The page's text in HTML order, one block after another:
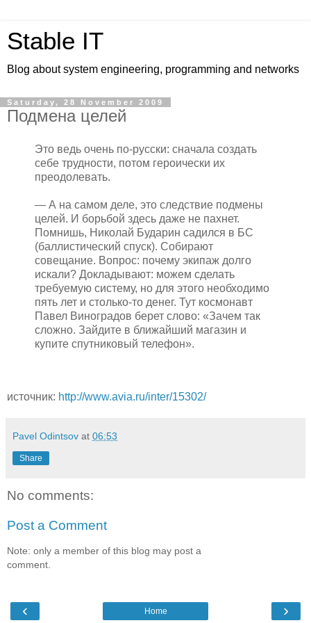
Stable IT
Blog about system engineering, programming and networks
Saturday, 28 November 2009
Подмена целей
Это ведь очень по-русски: сначала создать
себе трудности, потом героически их
преодолевать.
— А на самом деле, это следствие подмены
целей. И борьбой здесь даже не пахнет.
Помнишь, Николай Бударин садился в БС
(баллистический спуск). Собирают
совещание. Вопрос: почему экипаж долго
искали? Докладывают: можем сделать
требуемую систему, но для этого необходимо
пять лет и столько-то денег. Тут космонавт
Павел Виноградов берет слово: «Зачем так
сложно. Зайдите в ближайший магазин и
купите спутниковый телефон».
источник: http://www.avia.ru/inter/15302/
Pavel Odintsov at 06:53
Share
No comments:
Post a Comment
Note: only a member of this blog may post a
comment.
‹ ›
Home